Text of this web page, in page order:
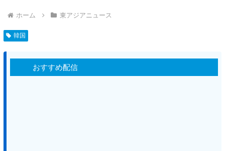
ホーム 東アジアニュース
韓国
おすすめ配信